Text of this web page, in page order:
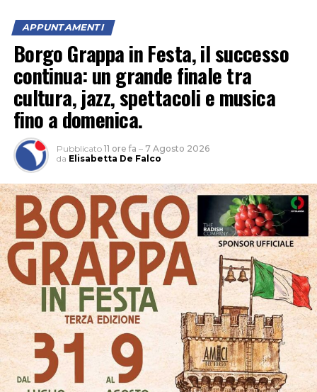
APPUNTAMENTI
Borgo Grappa in Festa, il successo
continua: un grande finale tra
cultura, jazz, spettacoli e musica
fino a domenica.
Pubblicato 11 ore fa – 7 Agosto 2026
da Elisabetta De Falco